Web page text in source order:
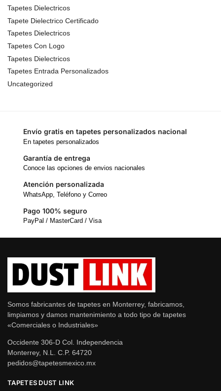
Tapetes Dielectricos
Tapete Dielectrico Certificado
Tapetes Dielectricos
Tapetes Con Logo
Tapetes Dielectricos
Tapetes Entrada Personalizados
Uncategorized
Envío gratis en tapetes personalizados nacional
En tapetes personalizados
Garantía de entrega
Conoce las opciones de envios nacionales
Atención personalizada
WhatsApp, Teléfono y Correo
Pago 100% seguro
PayPal / MasterCard / Visa
Somos fabricantes de tapetes en Monterrey, fabricamos,
limpiamos y damos mantenimiento a todo tipo de tapetes
«Comerciales o Industriales»
Occidente 306-D Col. Independencia
Monterrey, N.L. C.P. 64720
pedidos@tapetesmexico.mx
TAPETES DUST LINK